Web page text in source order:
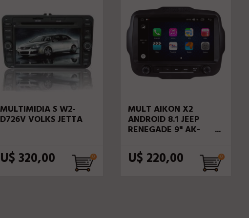
MULTIMIDIA S W2-
D726V VOLKS JETTA
U$ 320,00
MULT AIKON X2
ANDROID 8.1 JEEP
RENEGADE 9" AK-
U$ 220,00